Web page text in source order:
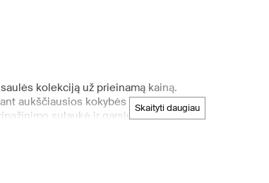
skaityti daugiau
kolekciją už prieinamą kainą.
aukščiausios kokybės medžiagas ir
sulaukė ir garsių bei įtakingų
pirmaujančiose
plačiu „Le Specs“ akinių nuo saulės
modelius kiekvienos moters skoniui.